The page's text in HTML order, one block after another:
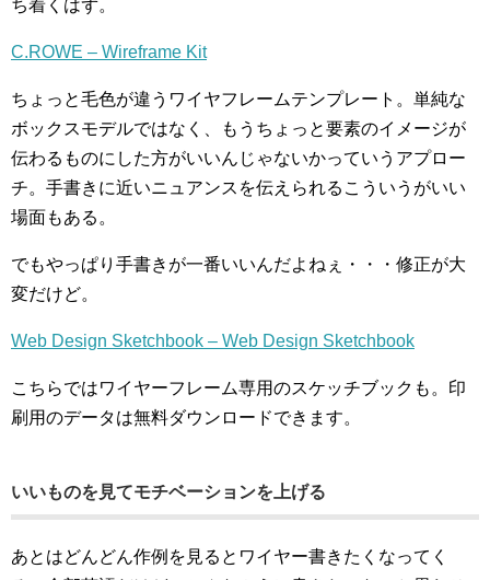
ち着くはず。
C.ROWE – Wireframe Kit
ちょっと毛色が違うワイヤフレームテンプレート。単純な
ボックスモデルではなく、もうちょっと要素のイメージが
伝わるものにした方がいいんじゃないかっていうアプロー
チ。手書きに近いニュアンスを伝えられるこういうがいい
場面もある。
でもやっぱり手書きが一番いいんだよねぇ・・・修正が大
変だけど。
Web Design Sketchbook – Web Design Sketchbook
こちらではワイヤーフレーム専用のスケッチブックも。印
刷用のデータは無料ダウンロードできます。
いいものを見てモチベーションを上げる
あとはどんどん作例を見るとワイヤー書きたくなってく